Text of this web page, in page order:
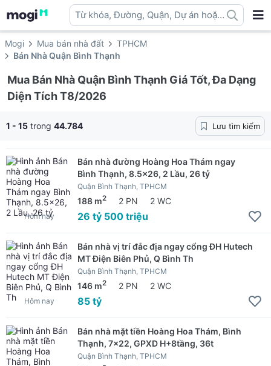
Từ khóa, Đường, Quận, Dự án hoặc
địa danh ...
Mogi Mua bán nhà đất
TPHCM
Bán Nhà Quận Bình Thạnh
Mua Bán Nhà Quận Bình Thạnh Giá Tốt, Đa Dạng
Diện Tích T8/2026
1 - 15 trong 44.784 Lưu tìm kiếm
Bán nhà đường Hoàng Hoa Thám ngay
Bình Thạnh, 8.5x26, 2 Lầu, 26 tỷ
Quận Bình Thạnh, TPHCM
188 m2 2 PN 2 WC
26 tỷ 500 triệu
Hôm nay
Bán nhà vị trí đắc địa ngay cổng ĐH Hutech
MT Điện Biên Phủ, Q Bình Th
Quận Bình Thạnh, TPHCM
146 m2 2 PN 2 WC
85 tỷ
Hôm nay
Bán nhà mặt tiền Hoàng Hoa Thám, Bình
Thạnh, 7x22, GPXD H+8tầng, 36t
Quận Bình Thạnh, TPHCM